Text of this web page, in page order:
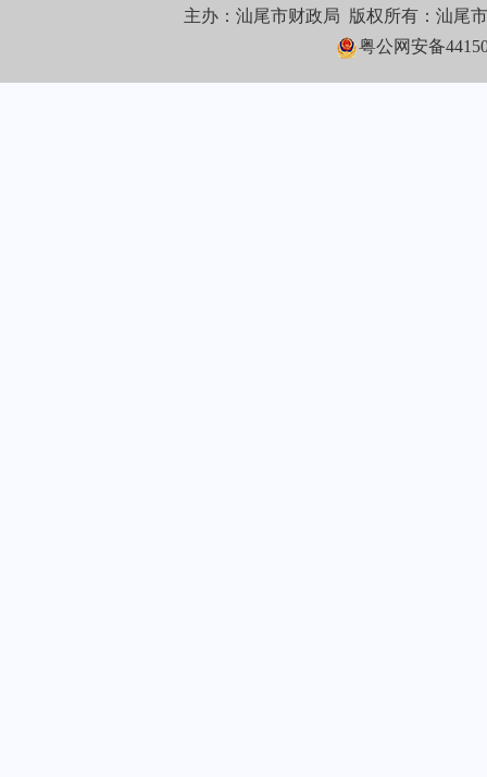
主办：汕尾市财政局 版权所有：汕尾
粤公网安备